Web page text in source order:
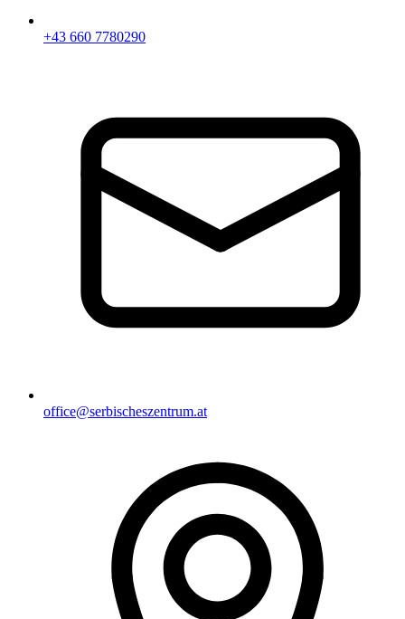
+43 660 7780290
office@serbischeszentrum.at